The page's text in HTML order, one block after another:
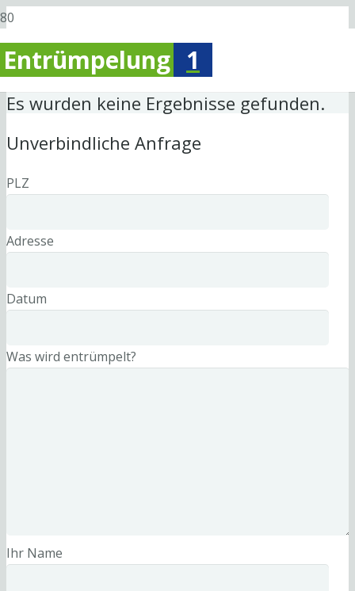
Entrümpelung 1
Es wurden keine Ergebnisse gefunden.
Unverbindliche Anfrage
PLZ
Adresse
Datum
Was wird entrümpelt?
Ihr Name